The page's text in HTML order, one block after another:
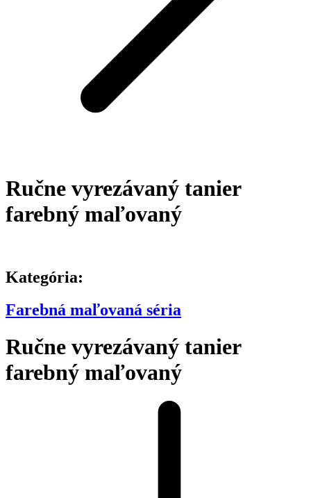
Ručne vyrezávaný tanier
farebný maľovaný
Kategória:
Farebná maľovaná séria
Ručne vyrezávaný tanier
farebný maľovaný